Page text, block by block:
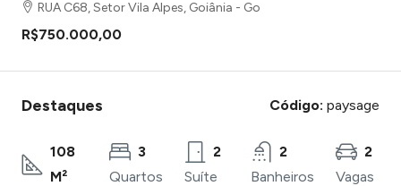
RUA C68, Setor Vila Alpes, Goiânia - Go
R$750.000,00
Destaques Código: paysage
108
M²
3
Quartos
2
Suíte
2
Banheiros
2
Vagas